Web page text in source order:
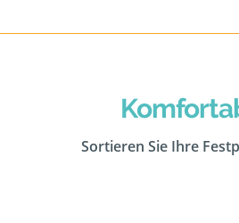
Sortieren Sie Ihre